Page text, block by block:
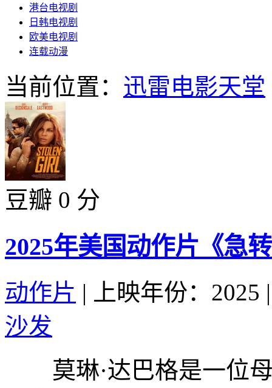
港台电视剧
日韩电视剧
欧美电视剧
连载动漫
当前位置： 迅雷电影天堂
豆瓣 0 分
2025年美国动作片《急
动作片 | 上映年份：2025 |
沙发
莫琳·达巴格是一位母